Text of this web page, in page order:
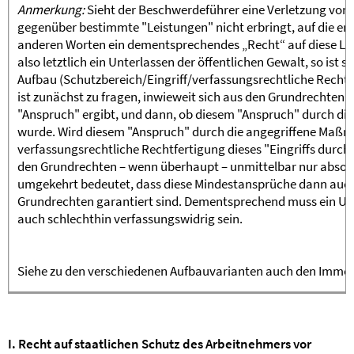
Anmerkung:Sieht der Beschwerdeführer eine Verletzung
gegenüber bestimmte "Leistungen" nicht erbringt, auf die er
anderen Worten ein dementsprechendes „Recht“ auf diese
also letztlich ein Unterlassen der öffentlichen Gewalt, so ist
Aufbau (Schutzbereich/Eingriff/verfassungsrechtliche
ist zunächst zu fragen, inwieweit sich aus den
"Anspruch" ergibt, und dann, ob diesem "Anspruch" durch
wurde. Wird diesem "Anspruch" durch die angegriffene
verfassungsrechtliche Rechtfertigung dieses "Eingriffs
den Grundrechten – wenn überhaupt – unmittelbar nur
umgekehrt bedeutet, dass diese Mindestansprüche dann
Grundrechten garantiert sind. Dementsprechend muss ein
auch schlechthin verfassungswidrig sein.
Siehe zu den verschiedenen Aufbauvarianten auch den
I. Recht auf staatlichen Schutz des Arbeitnehmers vor